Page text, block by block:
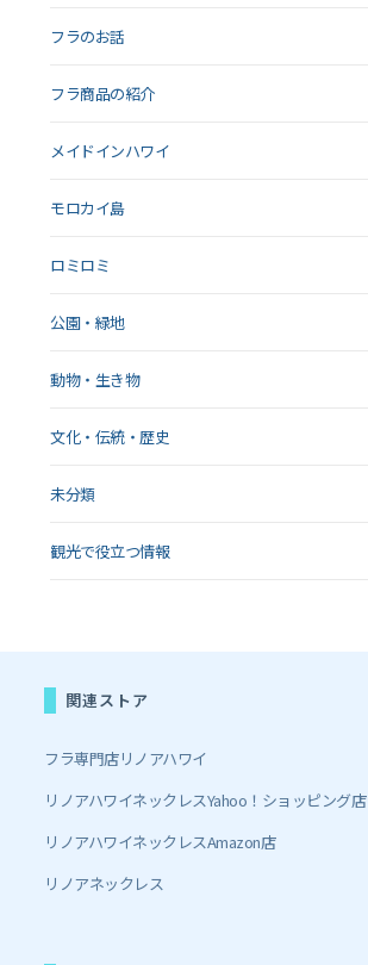
フラのお話
フラ商品の紹介
メイドインハワイ
モロカイ島
ロミロミ
公園・緑地
動物・生き物
文化・伝統・歴史
未分類
観光で役立つ情報
関連ストア
フラ専門店リノアハワイ
リノアハワイネックレスYahoo！ショッピング店
リノアハワイネックレスAmazon店
リノアネックレス